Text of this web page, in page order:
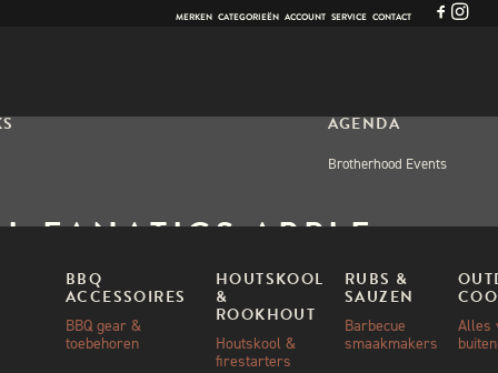
MERKEN CATEGORIEËN ACCOUNT SERVICE CONTACT
BBQ
ACCESSOIRES
BBQ gear &
toebehoren
HOUTSKOOL
&
ROOKHOUT
Houtskool &
firestarters
RUBS &
SAUZEN
Barbecue
smaakmakers
Alles
AGENDA
Brotherhood Events
FANATICS APPLE
1KG